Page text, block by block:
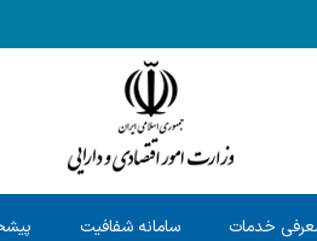
خدمات سامانه شفافیت